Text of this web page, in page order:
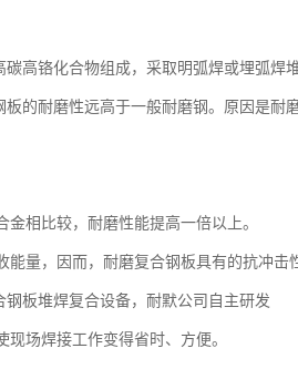
高铬化合物组成，采取明弧焊或埋弧焊
的耐磨性远高于一般耐磨钢。原因是耐
相比较，耐磨性能提高一倍以上。
量，因而，耐磨复合钢板具有的抗冲击
板堆焊复合设备，耐默公司自主研发
场焊接工作变得省时、方便。